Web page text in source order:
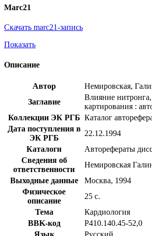
Marc21
Скачать marc21-запись
Показать
Описание
Автор
Немировская,
Заглавие
Влияние
картирования :
Коллекции ЭК РГБ Каталог
Дата поступления в
ЭК РГБ
22.12.1994
Каталоги
Авторефераты
Сведения об
ответственности
Немировская
Выходные данные
Москва, 1994
Физическое
описание
25 с.
Тема
Кардиология
BBK-код
Р410.140.45-52,0
Язык
Русский